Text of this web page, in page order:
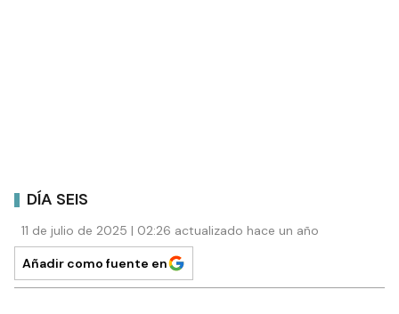
DÍA SEIS
11 de julio de 2025 | 02:26 actualizado hace un año
Añadir como fuente en